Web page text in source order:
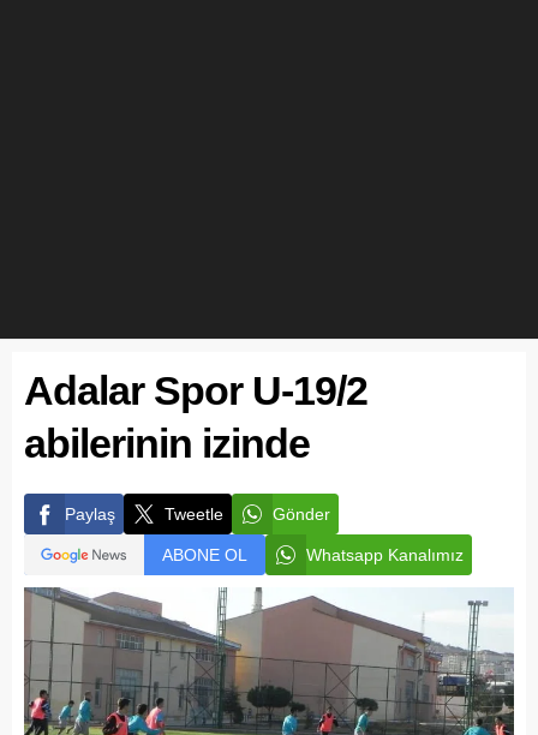
Adalar Spor U-19/2
abilerinin izinde
Paylaş Tweetle Gönder
ABONE OL Whatsapp Kanalımız